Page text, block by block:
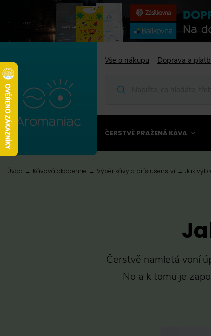
Vše o nákupu Doprava a
ČERSTVĚ PRAŽENÁ KÁVA
Úvod Kávová akademie Výběr kávy a příslušenství Jak
Čerstvě namletá voní
No a k tomu je